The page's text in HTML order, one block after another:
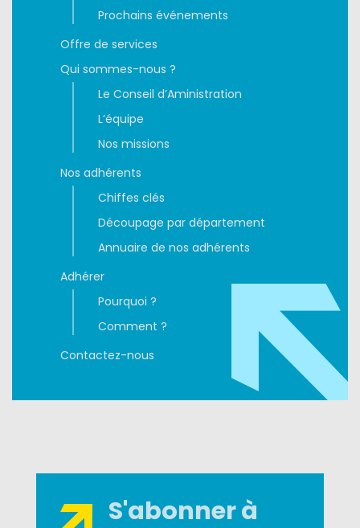
Prochains événements
Offre de services
Qui sommes-nous ?
Le Conseil d’Aministration
L’équipe
Nos missions
Nos adhérents
Chiffes clés
Découpage par département
Annuaire de nos adhérents
Adhérer
Pourquoi ?
Comment ?
Contactez-nous
S'abonner à